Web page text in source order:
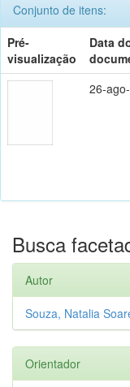
Conjunto de itens:
Pré-
visualização
Data
26-
Busca
Autor
Souza, Natalia
Orientador